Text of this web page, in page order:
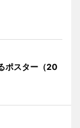
ポスター（20